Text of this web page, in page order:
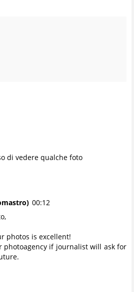
di vedere qualche foto
00:12
photos is excellent!
photoagency if journalist will ask for